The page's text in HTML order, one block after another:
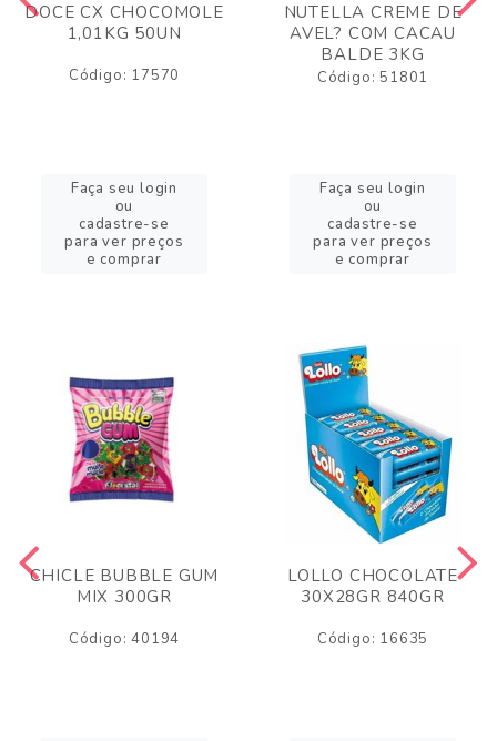
DOCE CX CHOCOMOLE
1,01KG 50UN
Código: 17570
Faça seu login
ou
cadastre-se
para ver preços
e comprar
NUTELLA CREME DE
AVEL? COM CACAU
BALDE 3KG
Código: 51801
Faça seu login
ou
cadastre-se
para ver preços
e comprar
CHICLE BUBBLE GUM
MIX 300GR
Código: 40194
LOLLO CHOCOLATE
30X28GR 840GR
Código: 16635